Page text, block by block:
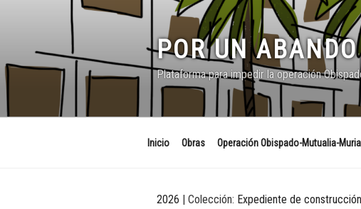
POR UN
Plataforma para impedir la operación
Inicio Obras Operación Obispado-Mutualia-
2026 | Colección: Expediente de